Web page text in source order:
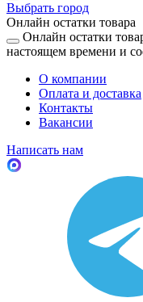
Выбрать город
Онлайн остатки товара
Онлайн остатки
настоящем времени и
О компании
Оплата и доставка
Контакты
Вакансии
Написать нам